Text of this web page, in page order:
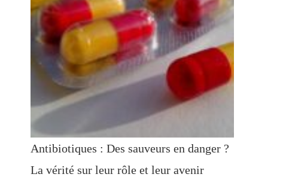
Antibiotiques : Des sauveurs en danger ?
La vérité sur leur rôle et leur avenir